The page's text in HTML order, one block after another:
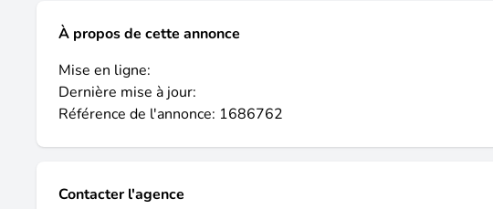
À propos de cette annonce
Mise en ligne:
Dernière mise à jour:
Référence de l'annonce: 1686762
Contacter l'agence